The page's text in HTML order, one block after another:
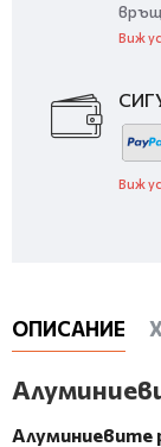
Виж
Виж
ОПИСАНИЕ
Алуминиевите